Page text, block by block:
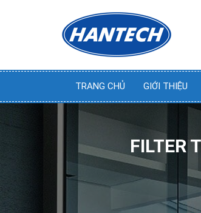
TRANG CHỦ GIỚI THIỆU
FILTER